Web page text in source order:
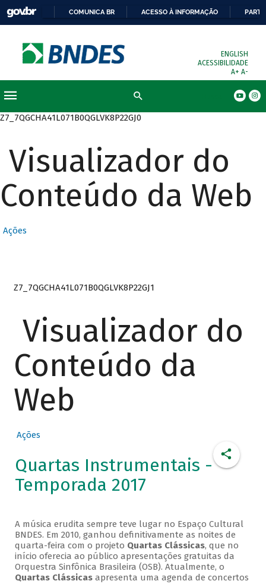
COMUNICA BR ACESSO À INFORMAÇÃO
ENGLISH
ACESSIBILIDADE
A+ A-
Z7_7QGCHA41L071B0QGLVK8P22GJ0
Visualizador do
Conteúdo da Web
Ações
Z7_7QGCHA41L071B0QGLVK8P22GJ1
Visualizador do
Conteúdo da
Web
Ações
Quartas Instrumentais -
Temporada 2017
A música erudita sempre teve lugar no Espaço Cultural
BNDES. Em 2010, ganhou definitivamente as noites de
quarta-feira com o projeto Quartas Clássicas, que no
início oferecia ao público apresentações gratuitas da
Orquestra Sinfônica Brasileira (OSB). Atualmente, o
Quartas Clássicasapresenta uma agenda de concertos